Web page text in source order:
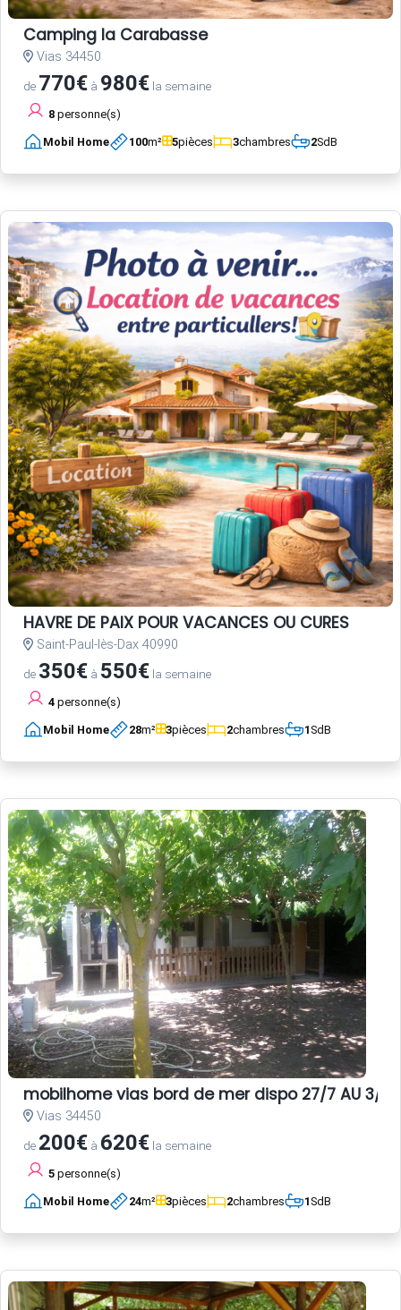
Camping la Carabasse
Vias 34450
de 770€ à 980€ la semaine
8 personne(s)
Mobil Home 100m² 5pièces 3chambres 2SdB
HAVRE DE PAIX POUR VACANCES OU CURES
Saint-Paul-lès-Dax 40990
de 350€ à 550€ la semaine
4 personne(s)
Mobil Home 28m² 3pièces 2chambres 1SdB
mobilhome vias bord de mer dispo 27/7 AU 3/8
Vias 34450
de 200€ à 620€ la semaine
5 personne(s)
Mobil Home 24m² 3pièces 2chambres 1SdB